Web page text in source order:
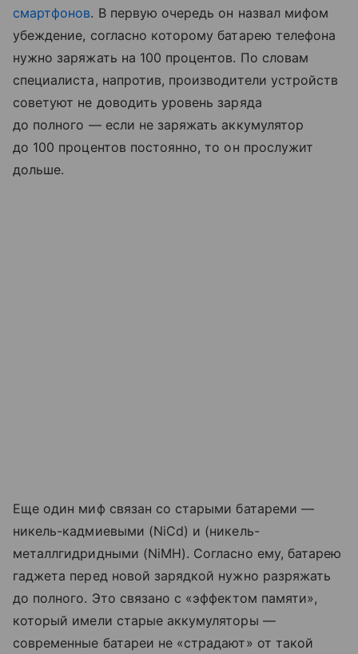
смартфонов. В первую очередь он назвал мифом
убеждение, согласно которому батарею телефона
нужно заряжать на 100 процентов. По словам
специалиста, напротив, производители устройств
советуют не доводить уровень заряда
до полного — если не заряжать аккумулятор
до 100 процентов постоянно, то он прослужит
дольше.
Еще один миф связан со старыми батареми —
никель-кадмиевыми (NiCd) и (никель-
металлгидридными (NiMH). Согласно ему, батарею
гаджета перед новой зарядкой нужно разряжать
до полного. Это связано с «эффектом памяти»,
который имели старые аккумуляторы —
современные батареи не «страдают» от такой